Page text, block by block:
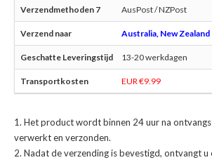
AusPost / NZPost
Australia, New Zealand
13-20 werkdagen
EUR €9.99
Het product wordt binnen 24 uur na
verwerkt en verzonden.
Nadat de verzending is bevestigd, ontvangt u